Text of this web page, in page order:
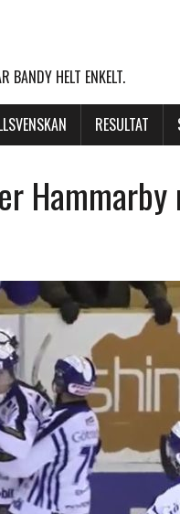
BANDY HELT ENKELT.
RESULTAT